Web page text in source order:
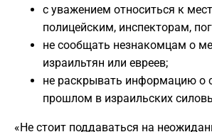
с уважением относиться к
полицейским, инспекторам,
не сообщать незнакомцам о
израильтян или евреев;
не раскрывать информацию о
прошлом в израильских
«Не стоит поддаваться на